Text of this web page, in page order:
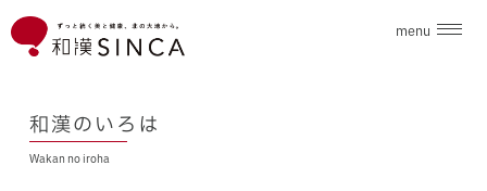
menu
ブランド
和漢のいろは
Wakan no iroha